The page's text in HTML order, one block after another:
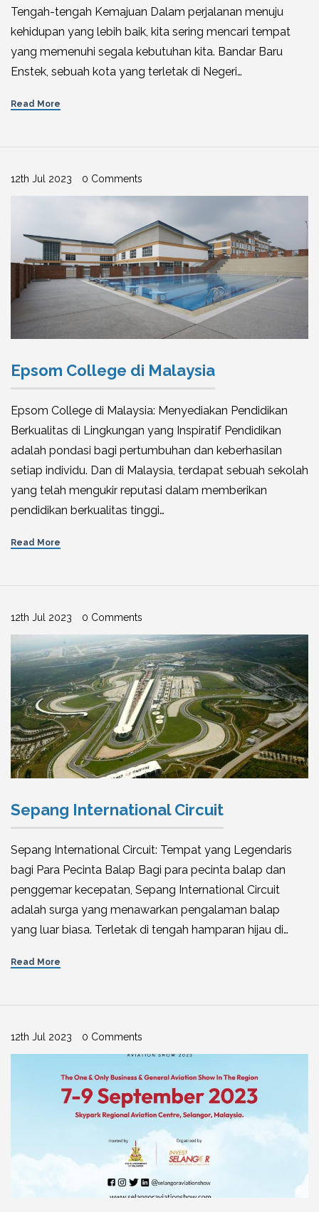
Tengah-tengah Kemajuan Dalam perjalanan menuju
kehidupan yang lebih baik, kita sering mencari tempat
yang memenuhi segala kebutuhan kita. Bandar Baru
Enstek, sebuah kota yang terletak di Negeri…
Read More
12th Jul 2023 0 Comments
Epsom College di Malaysia
Epsom College di Malaysia: Menyediakan Pendidikan
Berkualitas di Lingkungan yang Inspiratif Pendidikan
adalah pondasi bagi pertumbuhan dan keberhasilan
setiap individu. Dan di Malaysia, terdapat sebuah sekolah
yang telah mengukir reputasi dalam memberikan
pendidikan berkualitas tinggi…
Read More
12th Jul 2023 0 Comments
Sepang International Circuit
Sepang International Circuit: Tempat yang Legendaris
bagi Para Pecinta Balap Bagi para pecinta balap dan
penggemar kecepatan, Sepang International Circuit
adalah surga yang menawarkan pengalaman balap
yang luar biasa. Terletak di tengah hamparan hijau di…
Read More
12th Jul 2023 0 Comments